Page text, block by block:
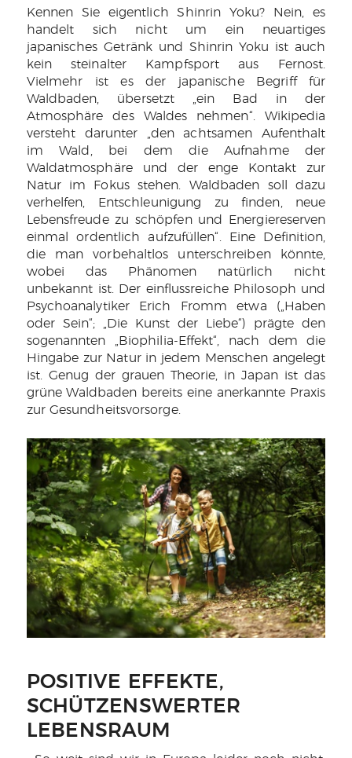
Kennen Sie eigentlich Shinrin Yoku? Nein, es
handelt sich nicht um ein neuartiges
japanisches Getränk und Shinrin Yoku ist auch
kein steinalter Kampfsport aus Fernost.
Vielmehr ist es der japanische Begriff für
Waldbaden, übersetzt „ein Bad in der
Atmosphäre des Waldes nehmen“. Wikipedia
versteht darunter „den achtsamen Aufenthalt
im Wald, bei dem die Aufnahme der
Waldatmosphäre und der enge Kontakt zur
Natur im Fokus stehen. Waldbaden soll dazu
verhelfen, Entschleunigung zu finden, neue
Lebensfreude zu schöpfen und Energiereserven
einmal ordentlich aufzufüllen“. Eine Definition,
die man vorbehaltlos unterschreiben könnte,
wobei das Phänomen natürlich nicht
unbekannt ist. Der einflussreiche Philosoph und
Psychoanalytiker Erich Fromm etwa („Haben
oder Sein“; „Die Kunst der Liebe“) prägte den
sogenannten „Biophilia-Effekt“, nach dem die
Hingabe zur Natur in jedem Menschen angelegt
ist. Genug der grauen Theorie, in Japan ist das
grüne Waldbaden bereits eine anerkannte Praxis
zur Gesundheitsvorsorge.
POSITIVE EFFEKTE,
SCHÜTZENSWERTER
LEBENSRAUM